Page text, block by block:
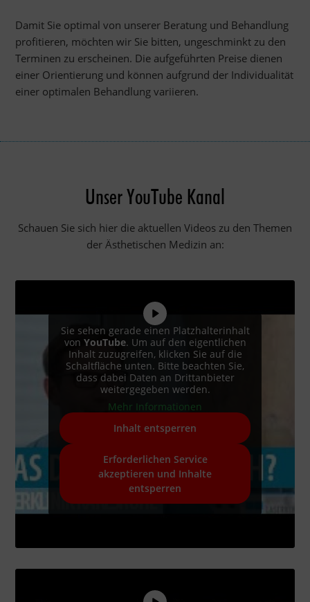
Damit Sie optimal von unserer Beratung und Behandlung
profitieren, möchten wir Sie bitten, ungeschminkt zu den
Terminen zu erscheinen. Die aufgeführten Preise dienen
einer Orientierung und können aufgrund der Individualität
einer optimalen Behandlung variieren.
Unser YouTube Kanal
Schauen Sie sich hier die aktuellen Videos zu den Themen
der Ästhetischen Medizin an:
Sie sehen gerade einen Platzhalterinhalt
von YouTube. Um auf den eigentlichen
Inhalt zuzugreifen, klicken Sie auf die
Schaltfläche unten. Bitte beachten Sie,
dass dabei Daten an Drittanbieter
weitergegeben werden.
Mehr Informationen
Inhalt entsperren
Erforderlichen Service
akzeptieren und Inhalte
entsperren